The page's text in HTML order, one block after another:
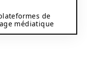
de
médiatique